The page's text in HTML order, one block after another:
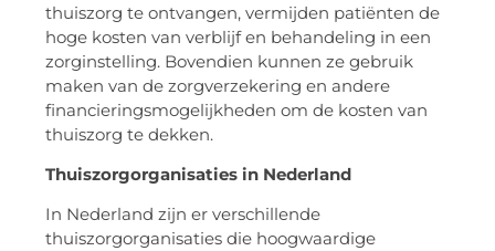
thuiszorg te ontvangen, vermijden patiënten de
hoge kosten van verblijf en behandeling in een
zorginstelling. Bovendien kunnen ze gebruik
maken van de zorgverzekering en andere
financieringsmogelijkheden om de kosten van
thuiszorg te dekken.
Thuiszorgorganisaties in Nederland
In Nederland zijn er verschillende
thuiszorgorganisaties die hoogwaardige